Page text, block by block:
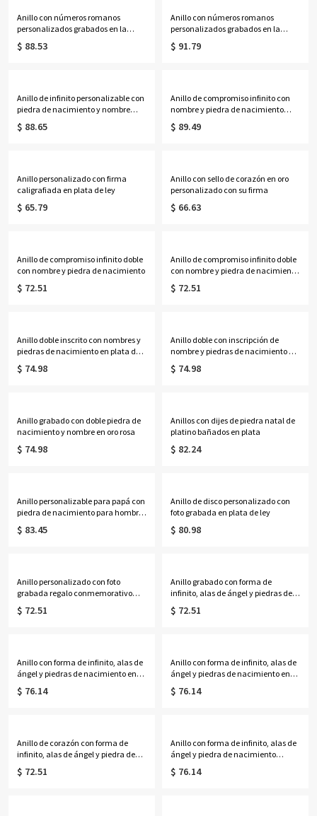
Anillo con números romanos
personalizados grabados en la
banda en plata de ley
$ 88.53
Anillo con números romanos
personalizados grabados en la
banda bañado en oro de 18 quilates
$ 91.79
Anillo de infinito personalizable con
piedra de nacimiento y nombre
para ella
$ 88.65
Anillo de compromiso infinito con
nombre y piedra de nacimiento
chapado en oro de 18 quilates
$ 89.49
Anillo personalizado con firma
caligrafiada en plata de ley
$ 65.79
Anillo con sello de corazón en oro
personalizado con su firma
$ 66.63
Anillo de compromiso infinito doble
con nombre y piedra de nacimiento
$ 72.51
Anillo de compromiso infinito doble
con nombre y piedra de nacimiento
chapado en oro de 18 quilates
$ 72.51
Anillo doble inscrito con nombres y
piedras de nacimiento en plata de
ley
$ 74.98
Anillo doble con inscripción de
nombre y piedras de nacimiento en
plata chapada en oro de 18 quilates
$ 74.98
Anillo grabado con doble piedra de
nacimiento y nombre en oro rosa
$ 74.98
Anillos con dijes de piedra natal de
platino bañados en plata
$ 82.24
Anillo personalizable para papá con
piedra de nacimiento para hombre,
chapado en oro y plata
$ 83.45
Anillo de disco personalizado con
foto grabada en plata de ley
$ 80.98
Anillo personalizado con foto
grabada regalo conmemorativo
para nueva mamá
$ 72.51
Anillo grabado con forma de
infinito, alas de ángel y piedras de
nacimiento en plata
$ 72.51
Anillo con forma de infinito, alas de
ángel y piedras de nacimiento en
plata bañada en oro
$ 76.14
Anillo con forma de infinito, alas de
ángel y piedras de nacimiento en
oro rosa
$ 76.14
Anillo de corazón con forma de
infinito, alas de ángel y piedra de
nacimiento bañado en platino
$ 72.51
Anillo con forma de infinito, alas de
ángel y piedra de nacimiento
bañado en oro
$ 76.14